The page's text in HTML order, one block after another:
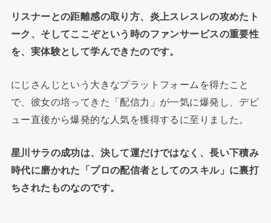
リスナーとの距離感の取り方、炎上スレスレの攻めたト
ーク、そしてここぞという時のファンサービスの重要性
を、実体験として学んできたのです。
にじさんじという大きなプラットフォームを得たこと
で、彼女の培ってきた「配信力」が一気に爆発し、デビ
ュー直後から爆発的な人気を獲得するに至りました。
星川サラの成功は、決して運だけではなく、長い下積み
時代に磨かれた「プロの配信者としてのスキル」に裏打
ちされたものなのです。